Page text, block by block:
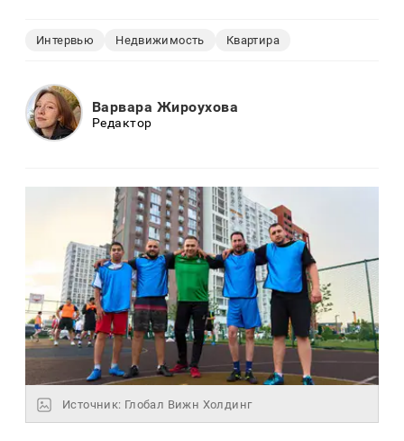
Интервью Недвижимость Квартира
Варвара Жироухова
Редактор
Источник: Глобал Вижн Холдинг